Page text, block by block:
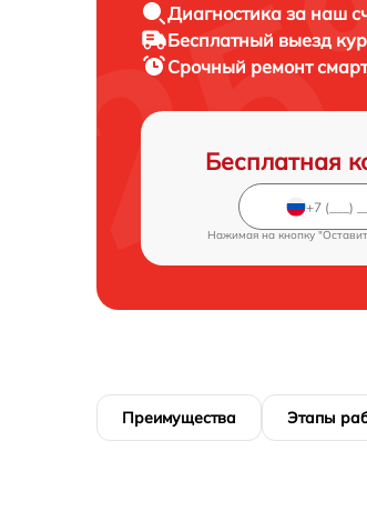
Диагностика за наш
Бесплатный выезд
Срочный ремонт
Бесплатная
Нажимая на кнопку
Преимущества Этапы